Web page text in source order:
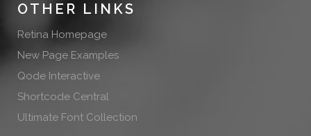
OTHER LINKS
Retina Homepage
New Page Examples
Qode Interactive
Shortcode Central
Ultimate Font Collection